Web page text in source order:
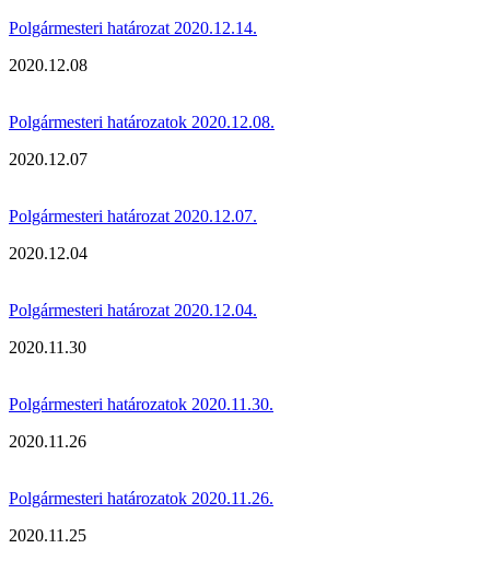
Polgármesteri határozat 2020.12.14.
2020.12.08
Polgármesteri határozatok 2020.12.08.
2020.12.07
Polgármesteri határozat 2020.12.07.
2020.12.04
Polgármesteri határozat 2020.12.04.
2020.11.30
Polgármesteri határozatok 2020.11.30.
2020.11.26
Polgármesteri határozatok 2020.11.26.
2020.11.25